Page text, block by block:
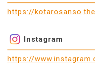
https://
Instagram
https://